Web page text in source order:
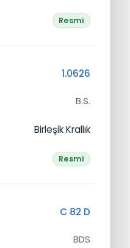
Resmi
1.0626
B.S.
Birleşik Krallık
Resmi
C 82 D
BDS